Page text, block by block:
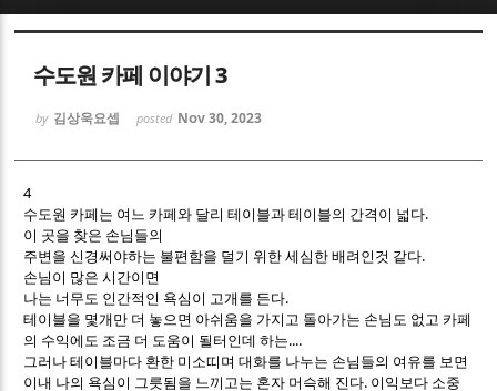
수도원 카페 이야기 3
by 김상욱요셉 posted Nov 30, 2023
4
수도원 카페는 여느 카페와 달리 테이블과 테이블의 간격이 넓다.
이 곳을 찾은 손님들의
주변을 신경써야하는 불편함을 덜기 위한 세심한 배려인것 같다.
손님이 많은 시간이면
나는 너무도 인간적인 욕심이 고개를 든다.
테이블을 몇개만 더 놓으면 아쉬움을 가지고 돌아가는 손님도 없고 카페
의 수익에도 조금 더 도움이 될터인데 하는....
그러나 테이블마다 환한 미소띠며 대화를 나누는 손님들의 여유를 보면
이내 나의 욕심이 그릇됨을 느끼고는 혼자 머슥해 진다. 이익보다 소중
Sketchbook5, 스케치북5
Sketchbook5, 스케치북5
Sketchbook5, 스케치북5
Sketchbook5, 스케치북5